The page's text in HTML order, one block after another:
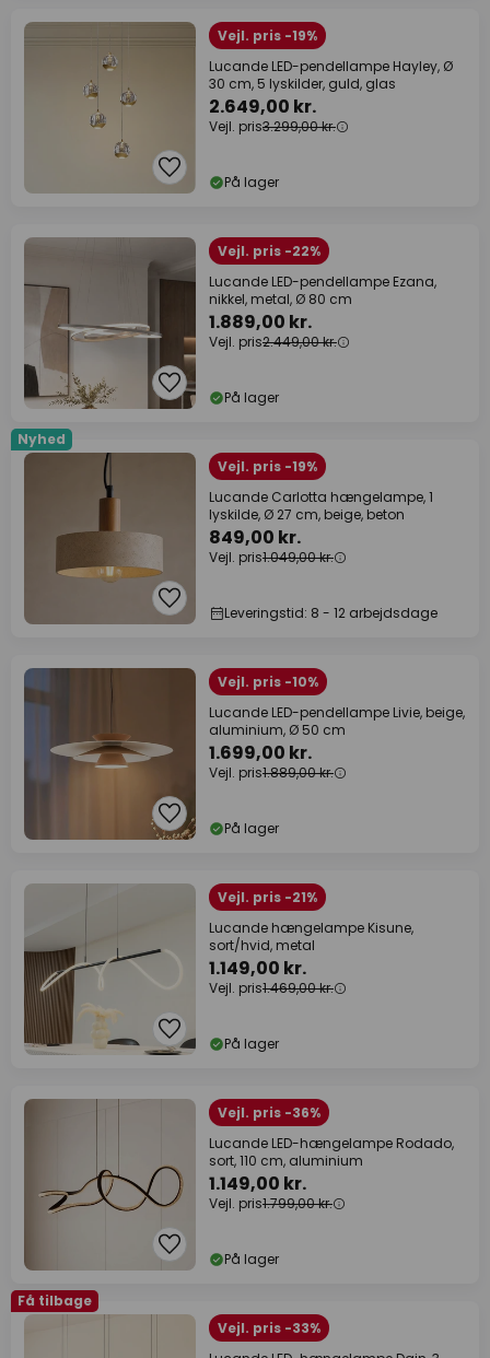
Vejl. pris -19%
Lucande LED-pendellampe Hayley, Ø
30 cm, 5 lyskilder, guld, glas
2.649,00 kr.
Vejl. pris3.299,00 kr.
På lager
Vejl. pris -22%
Lucande LED-pendellampe Ezana,
nikkel, metal, Ø 80 cm
1.889,00 kr.
Vejl. pris2.449,00 kr.
På lager
Nyhed
Vejl. pris -19%
Lucande Carlotta hængelampe, 1
lyskilde, Ø 27 cm, beige, beton
849,00 kr.
Vejl. pris1.049,00 kr.
Leveringstid: 8 - 12 arbejdsdage
Vejl. pris -10%
Lucande LED-pendellampe Livie, beige,
aluminium, Ø 50 cm
1.699,00 kr.
Vejl. pris1.889,00 kr.
På lager
Vejl. pris -21%
Lucande hængelampe Kisune,
sort/hvid, metal
1.149,00 kr.
Vejl. pris1.469,00 kr.
På lager
Vejl. pris -36%
Lucande LED-hængelampe Rodado,
sort, 110 cm, aluminium
1.149,00 kr.
Vejl. pris1.799,00 kr.
På lager
Få tilbage
Vejl. pris -33%